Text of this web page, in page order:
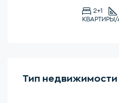
2+1
Тип недвижимости